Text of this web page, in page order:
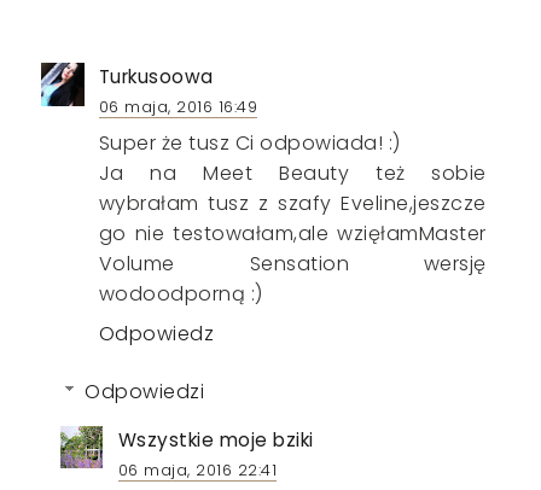
Turkusoowa
06 maja, 2016 16:49
Super że tusz Ci odpowiada! :)
Ja na Meet Beauty też sobie
wybrałam tusz z szafy Eveline,jeszcze
go nie testowałam,ale wzięłamMaster
Volume Sensation wersję
wodoodporną :)
Odpowiedz
Odpowiedzi
Wszystkie moje bziki
06 maja, 2016 22:41